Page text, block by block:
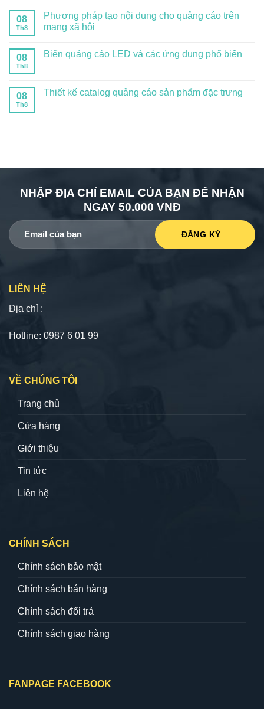
08
Th8
Phương pháp tạo nội dung cho quảng cáo trên
mạng xã hội
08
Th8
Biển quảng cáo LED và các ứng dụng phổ biến
08
Th8
Thiết kế catalog quảng cáo sản phẩm đặc trưng
NHẬP ĐỊA CHỈ EMAIL CỦA BẠN ĐỂ NHẬN
NGAY 50.000 VNĐ
LIÊN HỆ
Địa chỉ :
Hotline: 0987 6 01 99
VỀ CHÚNG TÔI
Trang chủ
Cửa hàng
Giới thiệu
Tin tức
Liên hệ
CHÍNH SÁCH
Chính sách bảo mật
Chính sách bán hàng
Chính sách đổi trả
Chính sách giao hàng
FANPAGE FACEBOOK